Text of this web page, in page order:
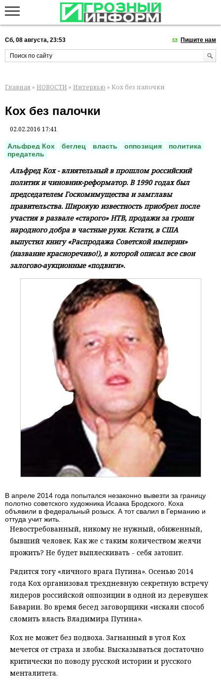
Сб, 08 августа, 23:53 Пишите нам
Главная » НОВОСТИ » Интервью » Кох без палочки
Кох без палочки
02.02.2016 17:41
Альфред Кох беглец власть оппозиция
политика
предатель
Альфред Кох - влиятельный в прошлом российский
политик и чиновник-реформатор. В 1990 годах был
председателем Госкомимущества и замглавы
правительства. Широкую известность приобрел после
участия в развале «старого» НТВ, продажи за гроши
народного добра в частные руки. Кстати, в США
выпустил книгу «Распродажа Советской империи»
(название красноречиво!), в которой описал все свои
залогово-аукционные «подвиги».
В апреле 2014 года попытался незаконно вывезти за границу
полотно советского художника Исаака Бродского. Коха
объявили в федеральный розыск. А тот свалил в Германию и
оттуда учит жить.
Невостребованный, никому не нужный, обиженный,
бывший человек. Как же с таким количеством желчи
прожить? Не будет выплескивать - себя затопит.
Рядится тогу «личного врага Путина». Осенью 2014
года Кох организовал трехдневную секретную встречу
лидеров российской оппозиции в одной из деревушек
Баварии. Во время бесед заговорщики «искали способ
сломить власть Владимира Путина».
Кох не может без подвоха. Загнанный в угол Кох
мечется от страха и злобы. Высказываться достаточно
критически по поводу русской истории и русского
менталитета.